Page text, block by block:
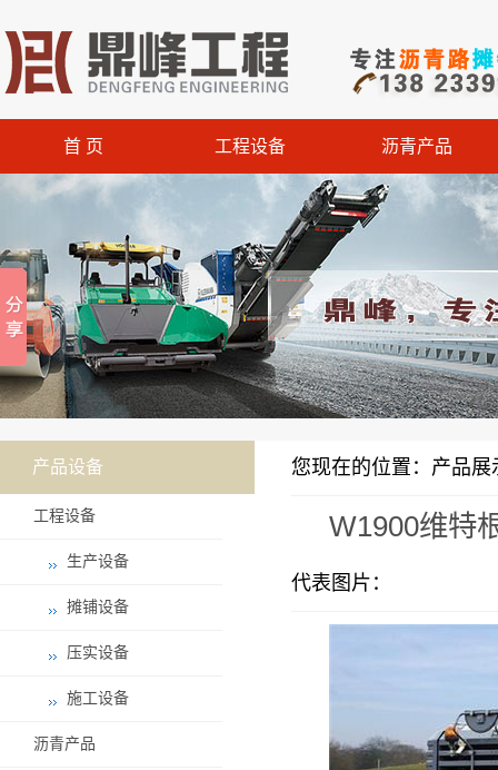
首 页 工程设备 沥青产品
产品设备
工程设备
生产设备
摊铺设备
压实设备
施工设备
沥青产品
您现在的位置：产品展
W1900维特
代表图片：